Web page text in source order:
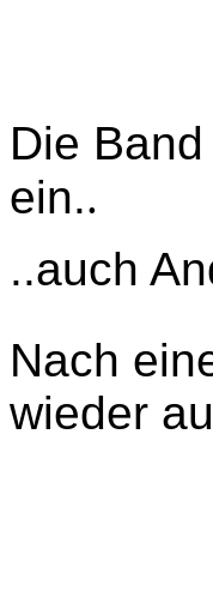
Die
ein..
..auch
Nach
wieder